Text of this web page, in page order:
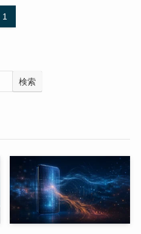
1
検索